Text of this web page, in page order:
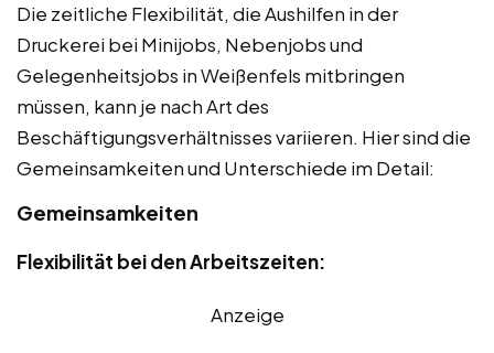
Die zeitliche Flexibilität, die Aushilfen in der
Druckerei bei Minijobs, Nebenjobs und
Gelegenheitsjobs in Weißenfels mitbringen
müssen, kann je nach Art des
Beschäftigungsverhältnisses variieren. Hier sind die
Gemeinsamkeiten und Unterschiede im Detail:
Gemeinsamkeiten
Flexibilität bei den Arbeitszeiten:
Anzeige